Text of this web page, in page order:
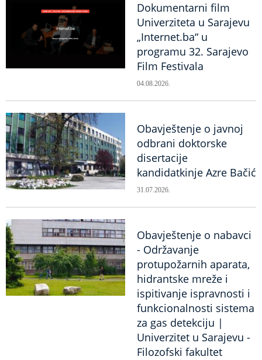
Dokumentarni film
Univerziteta u Sarajevu
„Internet.ba“ u
programu 32. Sarajevo
Film Festivala
04.08.2026.
Obavještenje o javnoj
odbrani doktorske
disertacije
kandidatkinje Azre Bačić
31.07.2026.
Obavještenje o nabavci
- Održavanje
protupožarnih aparata,
hidrantske mreže i
ispitivanje ispravnosti i
funkcionalnosti sistema
za gas detekciju |
Univerzitet u Sarajevu -
Filozofski fakultet